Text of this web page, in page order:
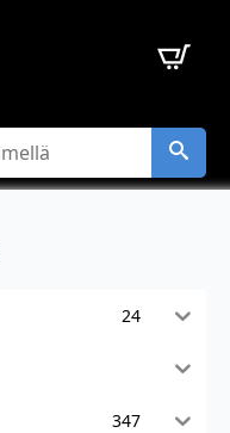
24
347